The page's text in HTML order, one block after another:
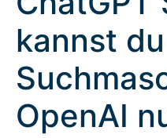
kannst
OpenAI